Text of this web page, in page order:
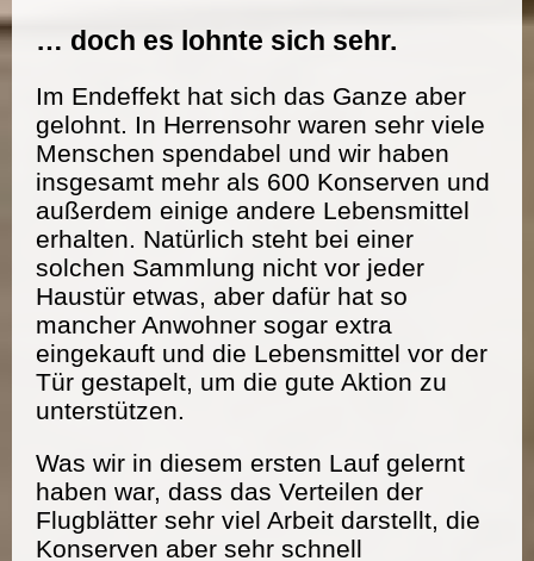
… doch es lohnte sich sehr.
Im Endeffekt hat sich das Ganze aber
gelohnt. In Herrensohr waren sehr viele
Menschen spendabel und wir haben
insgesamt mehr als 600 Konserven und
außerdem einige andere Lebensmittel
erhalten. Natürlich steht bei einer
solchen Sammlung nicht vor jeder
Haustür etwas, aber dafür hat so
mancher Anwohner sogar extra
eingekauft und die Lebensmittel vor der
Tür gestapelt, um die gute Aktion zu
unterstützen.
Was wir in diesem ersten Lauf gelernt
haben war, dass das Verteilen der
Flugblätter sehr viel Arbeit darstellt, die
Konserven aber sehr schnell